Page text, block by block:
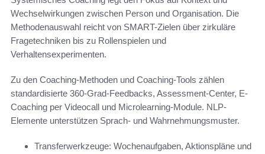
Wechselwirkungen zwischen Person und Organisation. Die
Methodenauswahl reicht von SMART-Zielen über zirkuläre
Fragetechniken bis zu Rollenspielen und
Verhaltensexperimenten.
Zu den Coaching-Methoden und Coaching-Tools zählen
standardisierte 360-Grad-Feedbacks, Assessment-Center, E-
Coaching per Videocall und Microlearning-Module. NLP-
Elemente unterstützen Sprach- und Wahrnehmungsmuster.
Transferwerkzeuge: Wochenaufgaben, Aktionspläne und